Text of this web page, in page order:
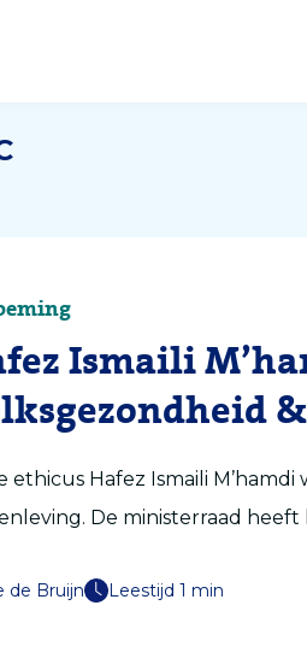
Ismaili
ethicus Hafez Ismaili
De ministerraad
de Bruijn Leestijd 1 min